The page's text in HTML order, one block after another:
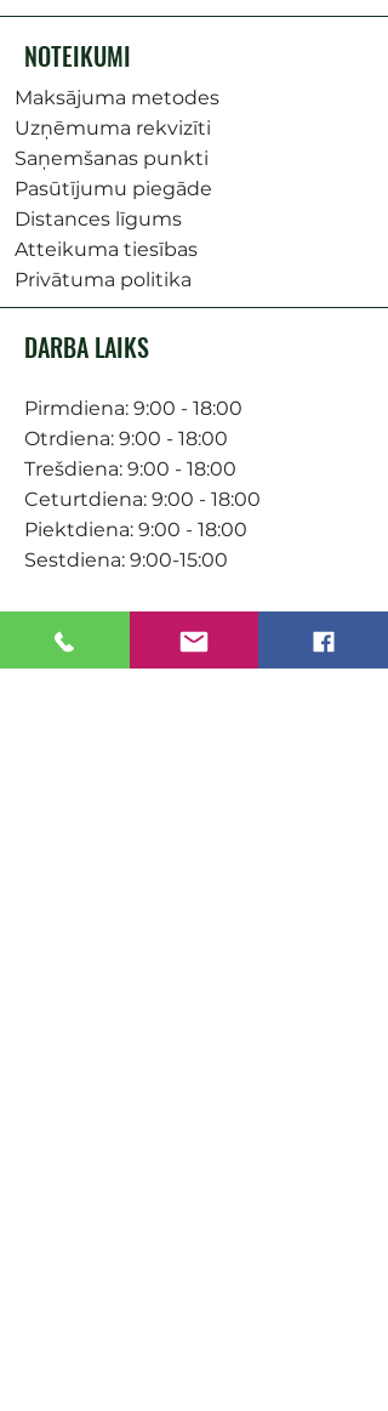
NOTEIKUMI
Maksājuma metodes
Uzņēmuma rekvizīti
Saņemšanas punkti
Pasūtījumu piegāde
Distances līgums
Atteikuma tiesības
Privātuma politika
DARBA LAIKS
Pirmdiena: 9:00 - 18:00
Otrdiena: 9:00 - 18:00
Trešdiena: 9:00 - 18:00
Ceturtdiena: 9:00 - 18:00
Piektdiena: 9:00 - 18:00
Sestdiena: 9:00-15:00
KONTAKTI